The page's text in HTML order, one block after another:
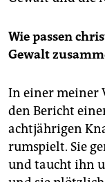
Wie passen
Gewalt
In einer meiner
den Bericht
achtjährigen
rumspielt. Sie
und taucht ihn